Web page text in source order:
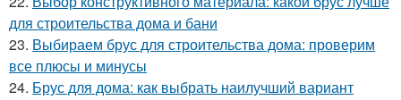
для строительства дома и бани
23. Выбираем брус для строительства дома: проверим
все плюсы и минусы
24. Брус для дома: как выбрать наилучший вариант